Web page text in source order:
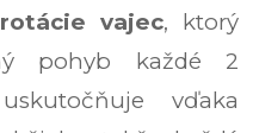
vajec, ktorý
pohyb každé 2
vďaka